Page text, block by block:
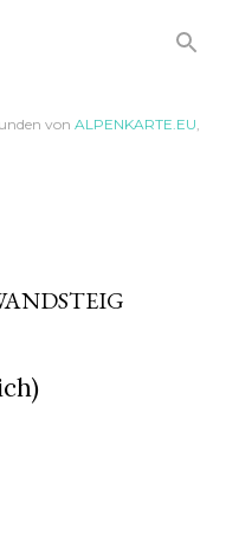
zum Hauptbereich
von ALPENKARTE.EU,